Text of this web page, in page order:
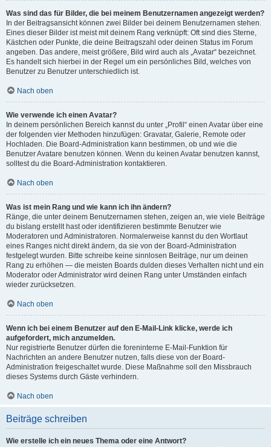
Was sind das für Bilder, die bei meinem Benutzernamen angezeigt werden?
In der Beitragsansicht können zwei Bilder bei deinem Benutzernamen stehen.
Eines dieser Bilder ist meist mit deinem Rang verknüpft: Oft sind dies Sterne,
Kästchen oder Punkte, die deine Beitragszahl oder deinen Status im Forum
angeben. Das andere, meist größere, Bild wird auch als „Avatar“ bezeichnet.
Es handelt sich hierbei in der Regel um ein persönliches Bild, welches von
Benutzer zu Benutzer unterschiedlich ist.
Nach oben
Wie verwende ich einen Avatar?
In deinem persönlichen Bereich kannst du unter „Profil“ einen Avatar über eine
der folgenden vier Methoden hinzufügen: Gravatar, Galerie, Remote oder
Hochladen. Die Board-Administration kann bestimmen, ob und wie die
Benutzer Avatare benutzen können. Wenn du keinen Avatar benutzen kannst,
solltest du die Board-Administration kontaktieren.
Nach oben
Was ist mein Rang und wie kann ich ihn ändern?
Ränge, die unter deinem Benutzernamen stehen, zeigen an, wie viele Beiträge
du bislang erstellt hast oder identifizieren bestimmte Benutzer wie
Moderatoren und Administratoren. Normalerweise kannst du den Wortlaut
eines Ranges nicht direkt ändern, da sie von der Board-Administration
festgelegt wurden. Bitte schreibe keine sinnlosen Beiträge, nur um deinen
Rang zu erhöhen — die meisten Boards dulden dieses Verhalten nicht und ein
Moderator oder Administrator wird deinen Rang unter Umständen einfach
wieder zurücksetzen.
Nach oben
Wenn ich bei einem Benutzer auf den E-Mail-Link klicke, werde ich
aufgefordert, mich anzumelden.
Nur registrierte Benutzer dürfen die foreninterne E-Mail-Funktion für
Nachrichten an andere Benutzer nutzen, falls diese von der Board-
Administration freigeschaltet wurde. Diese Maßnahme soll den Missbrauch
dieses Systems durch Gäste verhindern.
Nach oben
Beiträge schreiben
Wie erstelle ich ein neues Thema oder eine Antwort?